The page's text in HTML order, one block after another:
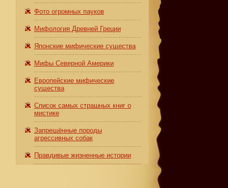
Фото огромных пауков
Мифология Древней Греции
Японские мифические существа
Мифы Северной Америки
Европейские мифические
существа
Список самых страшных книг о
мистике
Запрещённые породы
агрессивных собак
Правдивые жизненные истории